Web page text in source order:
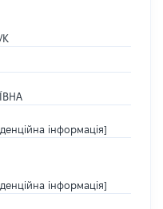
інформація]
інформація]